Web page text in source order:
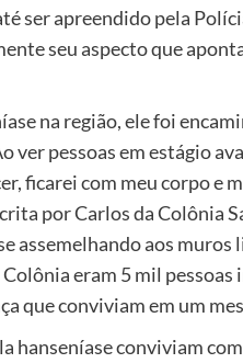
ser apreendido pela
seu aspecto que
na região, ele foi
pessoas em estágio
ficarei com meu corpo e
por Carlos da Colônia
assemelhando aos
eram 5 mil pessoas
que conviviam em um
hanseníase conviviam